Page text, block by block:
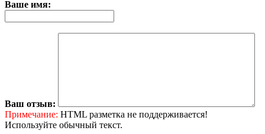
Ваше имя:
Ваш отзыв:
Примечание: HTML разметка не поддерживается!
Используйте обычный текст.